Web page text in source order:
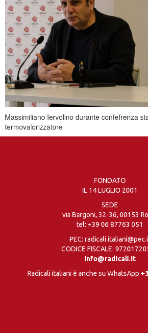
Massimiliano Iervolino durante confefrenza
termovalorizzatore
FONDATO
IL 14 LUGLIO 2001
SEDE
via Bargoni, 32-36, 00153
tel: +39 06 87763 051
PEC:
CODICE FISCALE:
info@radicali.it
Radicali italiani è anche su WhatsApp